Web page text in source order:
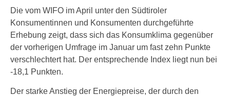
Die vom WIFO im April unter den Südtiroler
Konsumentinnen und Konsumenten durchgeführte
Erhebung zeigt, dass sich das Konsumklima gegenüber
der vorherigen Umfrage im Januar um fast zehn Punkte
verschlechtert hat. Der entsprechende Index liegt nun bei
-18,1 Punkten.
Der starke Anstieg der Energiepreise, der durch den